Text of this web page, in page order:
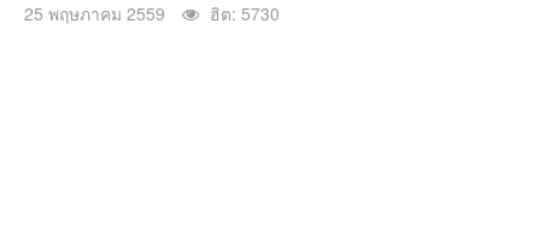
25 พฤษภาคม 2559
ฮิต: 5730